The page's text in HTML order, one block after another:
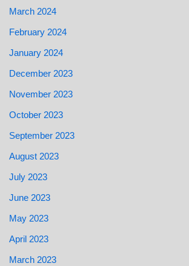
March 2024
February 2024
January 2024
December 2023
November 2023
October 2023
September 2023
August 2023
July 2023
June 2023
May 2023
April 2023
March 2023